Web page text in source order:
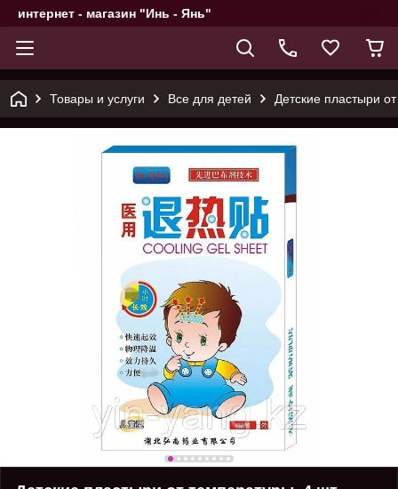
интернет - магазин "Инь - Янь"
Товары и услуги Все для детей Детские пластыри